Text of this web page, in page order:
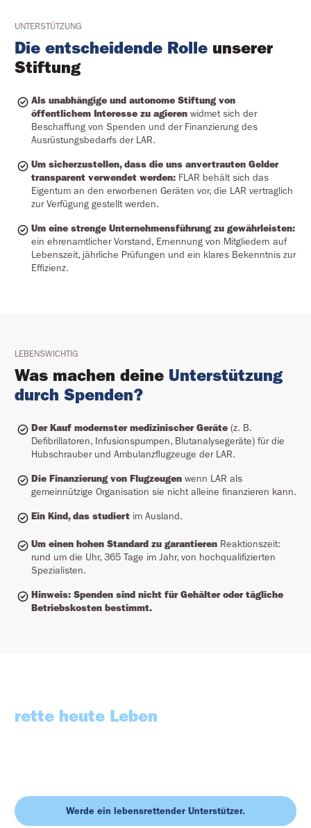
UNTERSTÜTZUNG
Die entscheidende Rolleunserer
Stiftung
Als unabhängige und autonome Stiftung von
öffentlichem Interesse zu agieren widmet sich der
Beschaffung von Spenden und der Finanzierung des
Ausrüstungsbedarfs der LAR.
Um sicherzustellen, dass die uns anvertrauten Gelder
transparent verwendet werden:FLAR behält sich das
Eigentum an den erworbenen Geräten vor, die LAR vertraglich
zur Verfügung gestellt werden.
Um eine strenge Unternehmensführung zu gewährleisten:
ein ehrenamtlicher Vorstand, Ernennung von Mitgliedern auf
Lebenszeit, jährliche Prüfungen und ein klares Bekenntnis zur
Effizienz.
LEBENSWICHTIG
Was machen deineUnterstützung
durch Spenden?
Der Kauf modernster medizinischer Geräte (z. B.
Defibrillatoren, Infusionspumpen, Blutanalysegeräte) für die
Hubschrauber und Ambulanzflugzeuge der LAR.
Die Finanzierung von Flugzeugen wenn LAR als
gemeinnützige Organisation sie nicht alleine finanzieren kann.
Ein Kind, das studiert im Ausland.
Um einen hohen Standard zu garantieren Reaktionszeit:
rund um die Uhr, 365 Tage im Jahr, von hochqualifizierten
Spezialisten.
Hinweis: Spenden sind nicht für Gehälter oder tägliche
Betriebskosten bestimmt.
rette heute Leben
Werde ein lebensrettender Unterstützer.